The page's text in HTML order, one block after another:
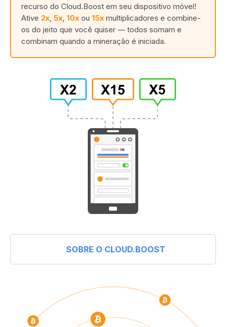
recurso do Cloud.Boost em seu dispositivo móvel!
Ative 2x 5x 10x ou 15x multiplicadores e combine-
os do jeito que você quiser — todos somam e
combinam quando a mineração é iniciada.
SOBRE O CLOUD.BOOST